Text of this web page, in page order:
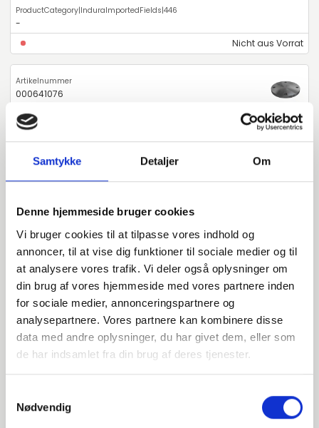
Samtykke Detaljer Om
Denne hjemmeside bruger cookies
Vi bruger cookies til at tilpasse vores indhold og
annoncer, til at vise dig funktioner til sociale medier og til
at analysere vores trafik. Vi deler også oplysninger om
din brug af vores hjemmeside med vores partnere inden
for sociale medier, annonceringspartnere og
analysepartnere. Vores partnere kan kombinere disse
data med andre oplysninger, du har givet dem, eller som
de har indsamlet fra din brug af deres tjenester.
Nødvendig
-
Nicht aus Vorrat
000641076
S235JR / 1.0038
-
Stück verfügbar
00-0641076